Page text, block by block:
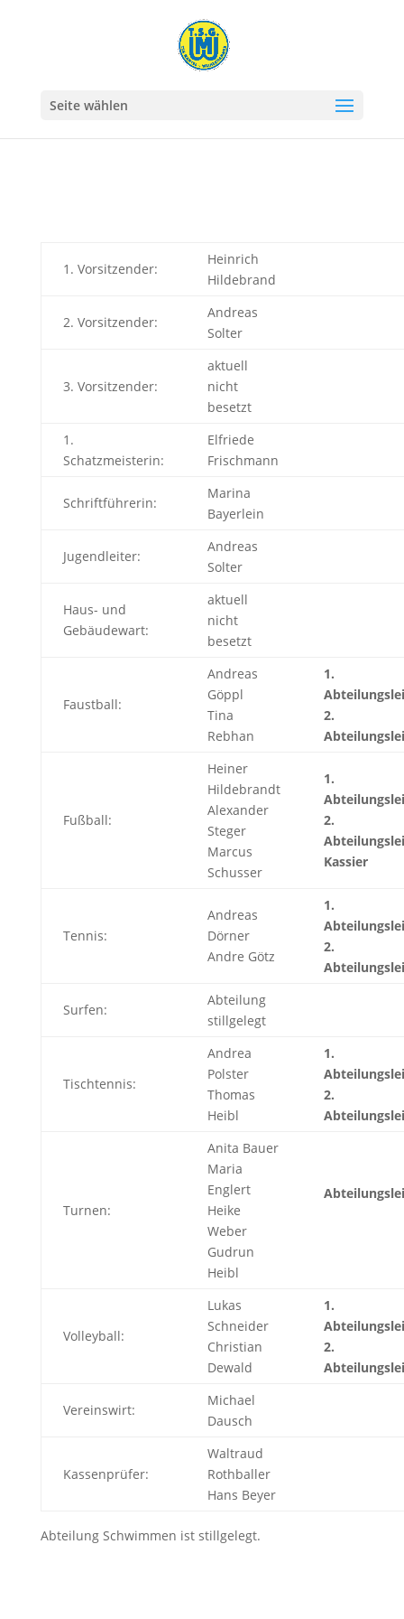
Seite wählen
1. Vorsitzender:
Heinrich
Hildebrand
2. Vorsitzender:
Andreas
Solter
3. Vorsitzender:
aktuell
nicht
besetzt
1.
Schatzmeisterin:
Elfriede
Frischmann
Schriftführerin:
Marina
Bayerlein
Jugendleiter:
Andreas
Solter
Haus- und
Gebäudewart:
aktuell
nicht
besetzt
Faustball:
Andreas
Göppl
Tina
Rebhan
1.
2.
Fußball:
Heiner
Hildebrandt
Alexander
Steger
Marcus
Schusser
1.
2.
Kassier
Tennis:
Andreas
Dörner
Andre Götz
1.
2.
Surfen:
Abteilung
stillgelegt
Tischtennis:
Andrea
Polster
Thomas
Heibl
1.
2.
Turnen:
Anita Bauer
Maria
Englert
Heike
Weber
Gudrun
Heibl
Volleyball:
Lukas
Schneider
Christian
Dewald
1.
2.
Vereinswirt:
Michael
Dausch
Kassenprüfer:
Waltraud
Rothballer
Hans Beyer
Abteilung Schwimmen ist stillgelegt.